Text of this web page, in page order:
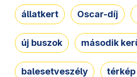
állatkert Oscar-díj
új buszok második
balesetveszély térkép